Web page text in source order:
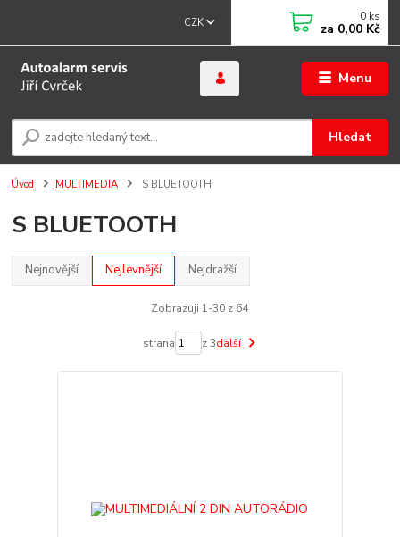
Menu
CZK
Hledat
0 ks
za 0,00 Kč
Úvod MULTIMEDIA S BLUETOOTH
S BLUETOOTH
Nejnovější Nejlevnější Nejdražší
Zobrazuji 1-30 z 64
strana z 3další